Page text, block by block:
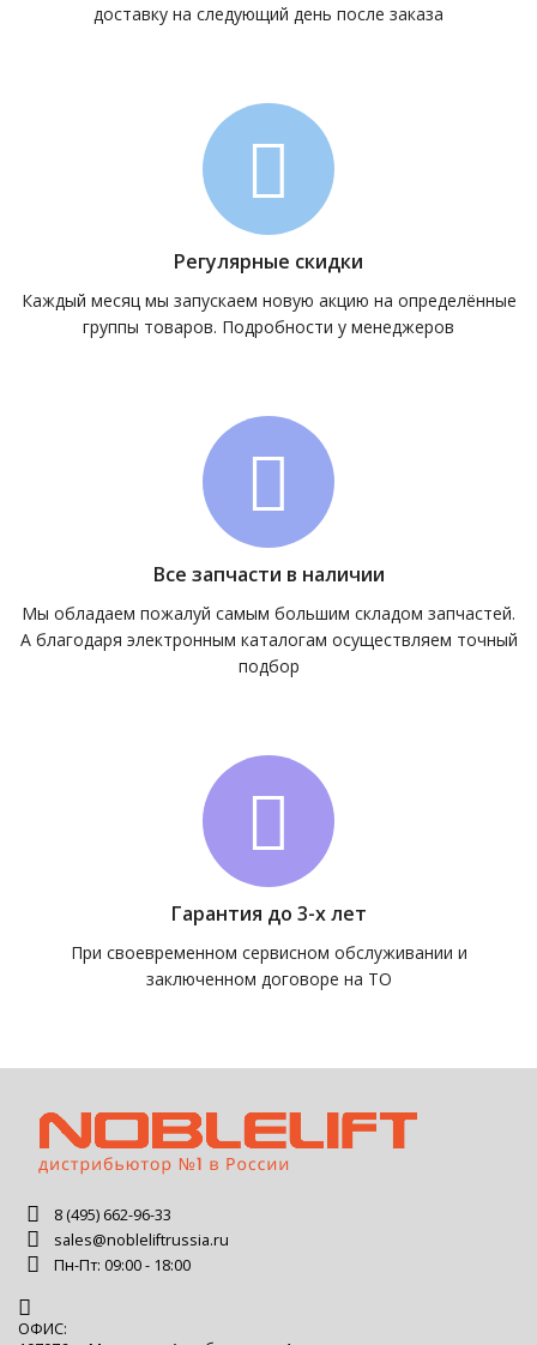
доставку на следующий день после заказа
Регулярные скидки
Каждый месяц мы запускаем новую акцию на определённые
группы товаров. Подробности у менеджеров
Все запчасти в наличии
Мы обладаем пожалуй самым большим складом запчастей.
А благодаря электронным каталогам осуществляем точный
подбор
Гарантия до 3-х лет
При своевременном сервисном обслуживании и
заключенном договоре на ТО
8 (495) 662-96-33
sales@nobleliftrussia.ru
Пн-Пт: 09:00 - 18:00
ОФИС: